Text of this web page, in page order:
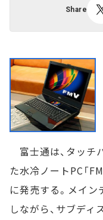
Share
富士通は、タッチ
た水冷ノートPC「
に発売する。メイ
しながら、サブデ